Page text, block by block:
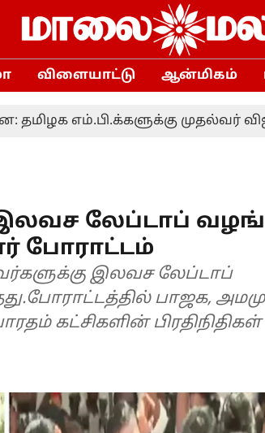
விளையாட்டு ஆன்மிகம்
முதல்வர் விஜய்
லேப்டாப்
போராட்டம்
இலவச லேப்டாப்
பாஜக,
கட்சிகளின் பிரதிநிதிகள்